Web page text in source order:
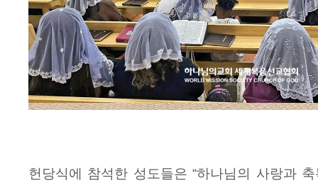
헌당식에 참석한 성도들은 “하나님의 사랑과